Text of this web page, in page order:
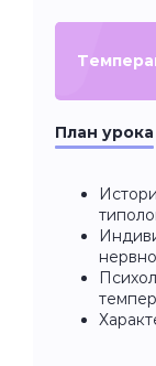
План урока